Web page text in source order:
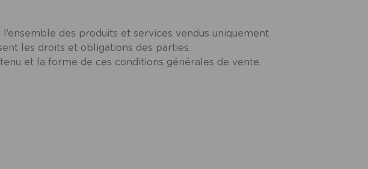
des produits et services vendus uniquement
les droits et obligations des parties.
et la forme de ces conditions générales de vente.